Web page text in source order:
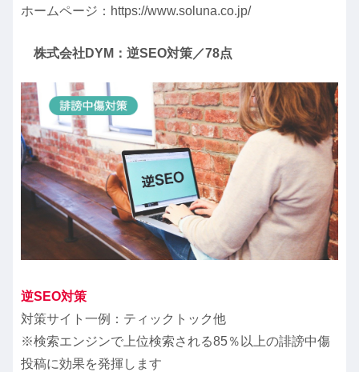
ホームページ：https://www.soluna.co.jp/
株式会社DYM：逆SEO対策／78点
逆SEO対策
対策サイト一例：ティックトック他
※検索エンジンで上位検索される85％以上の誹謗中傷
投稿に効果を発揮します